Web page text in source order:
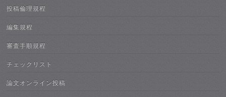
投稿倫理規程
編集規程
審査手順規程
チェックリスト
論文オンライン投稿